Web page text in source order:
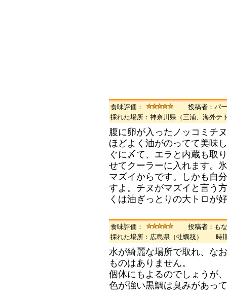
食味評価：
投稿者：パ
採れた場所：神奈川県（三浦、海
腹に卵が入ったノッコミチ
ほどよく油がのってて美味
ぐに〆て、エラと内蔵も取
せてクーラーに入れます。
マズイからです。しかも自
すよ。チヌがマズイと言う
くは油ぎっとりの大トロが
食味評価：
投稿者：も
採れた場所：広島県（牡蠣筏） 時
水が綺麗な場所で取れ、な
ものはありません。
個体にもよるのでしょうが
色が強い黒鯛は臭みがあっ